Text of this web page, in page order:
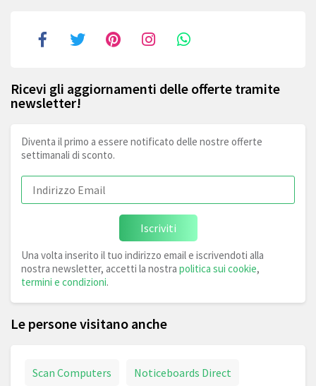
Ricevi gli aggiornamenti delle offerte tramite
newsletter!
Diventa il primo a essere notificato delle nostre offerte
settimanali di sconto.
Iscriviti
Una volta inserito il tuo indirizzo email e iscrivendoti alla
nostra newsletter, accetti la nostra politica sui cookie,
termini e condizioni.
Le persone visitano anche
Scan Computers Noticeboards Direct